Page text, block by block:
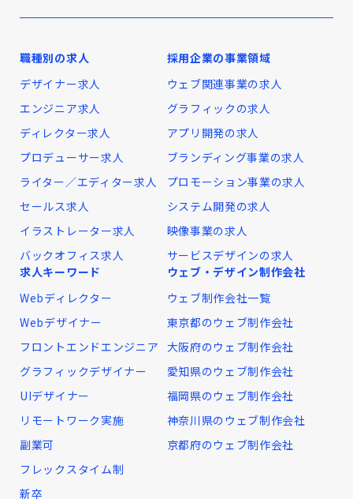
職種別の求人
デザイナー求人
エンジニア求人
ディレクター求人
プロデューサー求人
ライター／エディター求人
セールス求人
イラストレーター求人
バックオフィス求人
採用企業の事業領域
ウェブ関連事業の求人
グラフィックの求人
アプリ開発の求人
ブランディング事業の求人
プロモーション事業の求人
システム開発の求人
映像事業の求人
サービスデザインの求人
求人キーワード
Webディレクター
Webデザイナー
フロントエンドエンジニア
グラフィックデザイナー
UIデザイナー
リモートワーク実施
副業可
フレックスタイム制
新卒
ウェブ・デザイン制作会社
ウェブ制作会社一覧
東京都のウェブ制作会社
大阪府のウェブ制作会社
愛知県のウェブ制作会社
福岡県のウェブ制作会社
神奈川県のウェブ制作会社
京都府のウェブ制作会社